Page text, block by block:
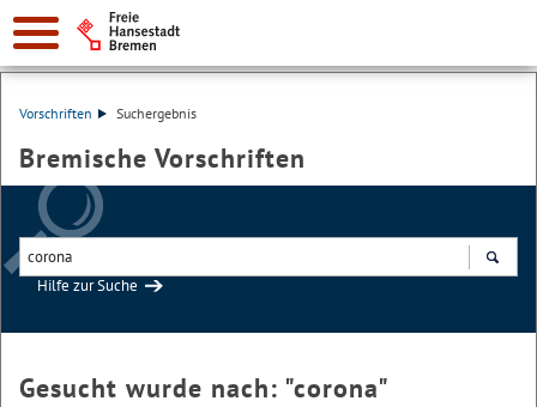
Vorschriften Suchergebnis
Bremische Vorschriften
Hilfe zur Suche
Gesucht wurde nach: "corona"